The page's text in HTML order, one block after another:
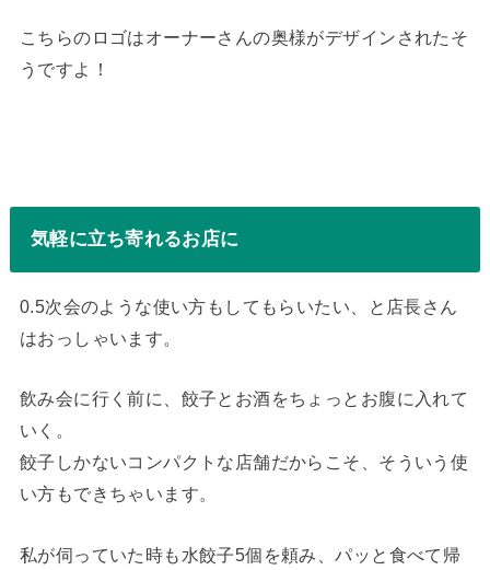
こちらのロゴはオーナーさんの奥様がデザインされたそ
うですよ！
気軽に立ち寄れるお店に
0.5次会のような使い方もしてもらいたい、と店長さん
はおっしゃいます。
飲み会に行く前に、餃子とお酒をちょっとお腹に入れて
いく。
餃子しかないコンパクトな店舗だからこそ、そういう使
い方もできちゃいます。
私が伺っていた時も水餃子5個を頼み、パッと食べて帰